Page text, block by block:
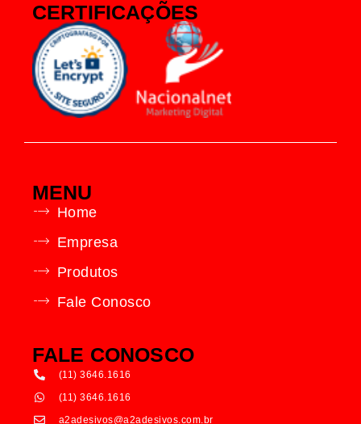
CERTIFICAÇÕES
MENU
Home
Empresa
Produtos
Fale Conosco
FALE CONOSCO
(11) 3646.1616
(11) 3646.1616
a2adesivos@a2adesivos.com.br